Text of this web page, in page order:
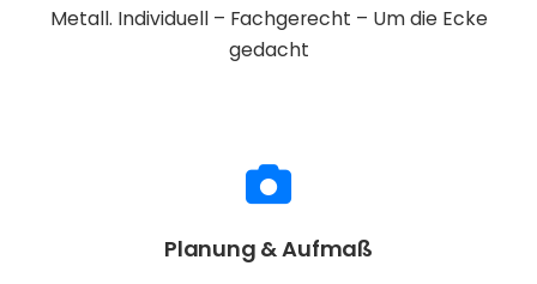
Metall. Individuell – Fachgerecht – Um die Ecke
gedacht
Planung & Aufmaß